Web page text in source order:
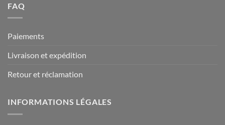
FAQ
Paiements
Livraison et expédition
Retour et réclamation
INFORMATIONS LÉGALES